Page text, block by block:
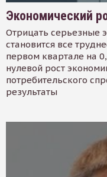
Экономический
Отрицать серьезные
становится все
первом квартале на
нулевой рост
потребительского
результаты